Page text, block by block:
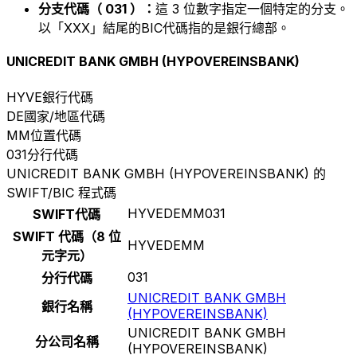
分支代碼（ 031 ）： 這 3 位數字指定一個特定的分支。
以「XXX」結尾的BIC代碼指的是銀行總部。
UNICREDIT BANK GMBH (HYPOVEREINSBANK)
HYVE銀行代碼
DE國家/地區代碼
MM位置代碼
031分行代碼
UNICREDIT BANK GMBH (HYPOVEREINSBANK) 的
SWIFT/BIC 程式碼
SWIFT代碼
HYVEDEMM031
SWIFT 代碼（8 位
元字元）
HYVEDEMM
分行代碼
031
銀行名稱
UNICREDIT BANK GMBH
(HYPOVEREINSBANK)
分公司名稱
UNICREDIT BANK GMBH
(HYPOVEREINSBANK)